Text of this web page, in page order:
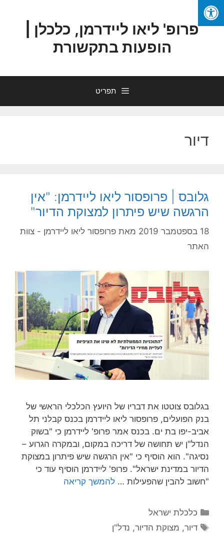
פרופ' ליאו ליידרמן, כלכלן |
הופעות בתקשורת
תפריט
דיור
גלובס | פרופסור ליאו ליידרמן: "אין
הרגשה שיש פיתרון למצוקת הדיור"
18 בספטמבר 2019 מאת פרופסור ליאו ליידרמן - צוות
האתר
בגלובס צוטטו את דבריו של היועץ הכלכלי הראשי של
בנק הפועלים, פרופסור ליאו ליידרמן בכנס קבלני תל
אביב-יפו בת ים. בכנס אמר פרופ' ליידרמן כי "בשוק
הנדל"ן יש תחושה של דריכה במקום, ובמקרה הגרוע –
נסיגה". הוא הוסיף כי "אין הרגשה שיש פיתרון במצוקת
הדיור במדינת ישראל". פרופ' ליידרמן הוסיף עוד כי
"חשוב להבין שהפעילות … להמשך קריאה
כלכלת ישראל
דיור, מצוקת הדיור, נדל"ן